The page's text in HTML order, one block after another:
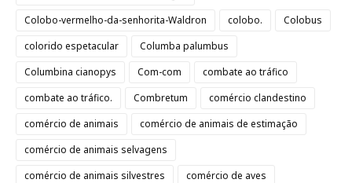
Colobo-vermelho-da-senhorita-Waldron
colobo.
Colobus
colorido espetacular
Columba palumbus
Columbina cianopys
Com-com
combate ao tráfico
combate ao tráfico.
Combretum
comércio clandestino
comércio de animais
comércio de animais de estimação
comércio de animais selvagens
comércio de animais silvestres
comércio de aves